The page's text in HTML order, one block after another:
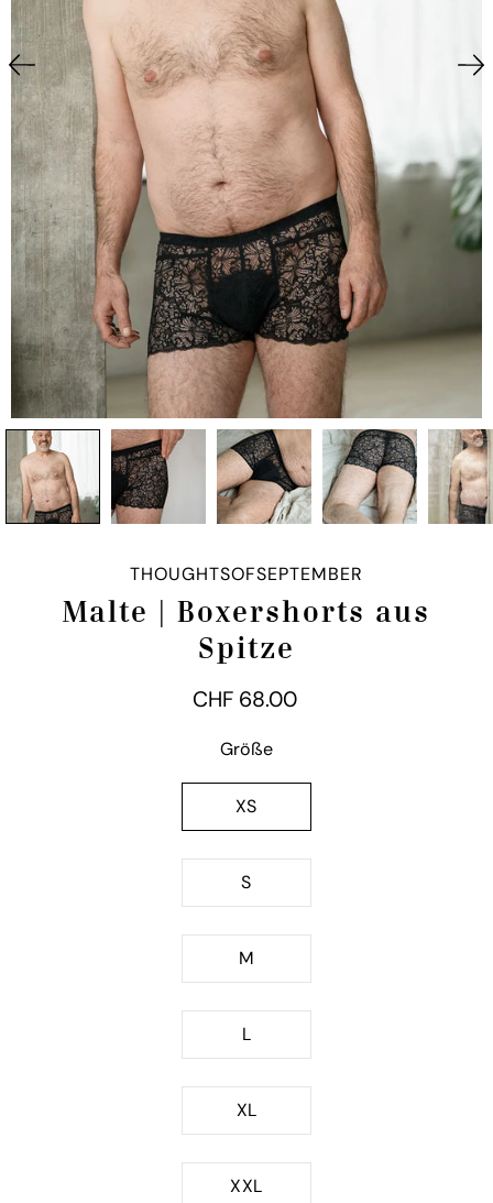
THOUGHTSOFSEPTEMBER
Malte | Boxershorts aus
Spitze
CHF 68.00
Größe
XS
S
M
L
XL
XXL
Variante